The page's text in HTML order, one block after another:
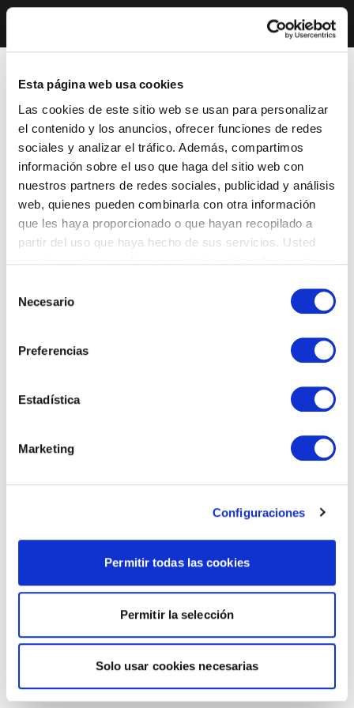
Esta página web usa cookies
Las cookies de este sitio web se usan para personalizar
el contenido y los anuncios, ofrecer funciones de redes
sociales y analizar el tráfico. Además, compartimos
información sobre el uso que haga del sitio web con
nuestros partners de redes sociales, publicidad y análisis
web, quienes pueden combinarla con otra información
que les haya proporcionado o que hayan recopilado a
partir del uso que haya hecho de sus servicios. Usted
Necesario
Preferencias
Estadística
Marketing
Configuraciones
Permitir todas las cookies
Permitir la selección
Solo usar cookies necesarias